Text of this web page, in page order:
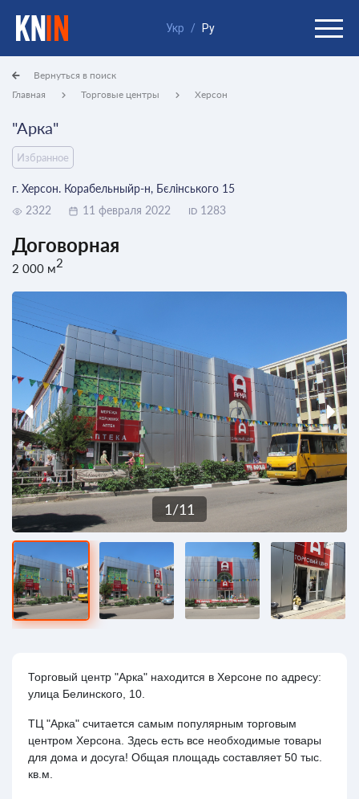
Укр / Ру
Главная Торговые центры Херсон
Вернуться в поиск
"Арка"
Избранное
г. Херсон. Корабельныйр-н, Бєлінського 15
2322
11 февраля 2022 ID 1283
Договорная
2 000 м2
1/11
Торговый центр "Арка" находится в Херсоне по адресу:
улица Белинского, 10.
ТЦ "Арка" считается самым популярным торговым
центром Херсона. Здесь есть все необходимые товары
для дома и досуга! Общая площадь составляет 50 тыс.
кв.м.